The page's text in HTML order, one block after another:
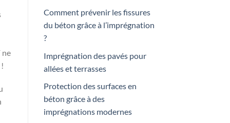
ne
Comment prévenir les fissures
du béton grâce à l’imprégnation
?
Imprégnation des pavés pour
allées et terrasses
Protection des surfaces en
béton grâce à des
imprégnations modernes